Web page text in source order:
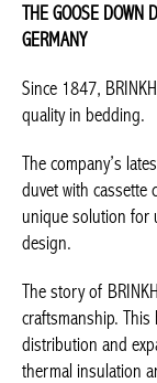
THE GOOSE DOWN
GERMANY
Since 1847,
quality in bedding.
The company’s
duvet with cassette
unique solution for
design.
The story of
craftsmanship.
distribution and
thermal insulation